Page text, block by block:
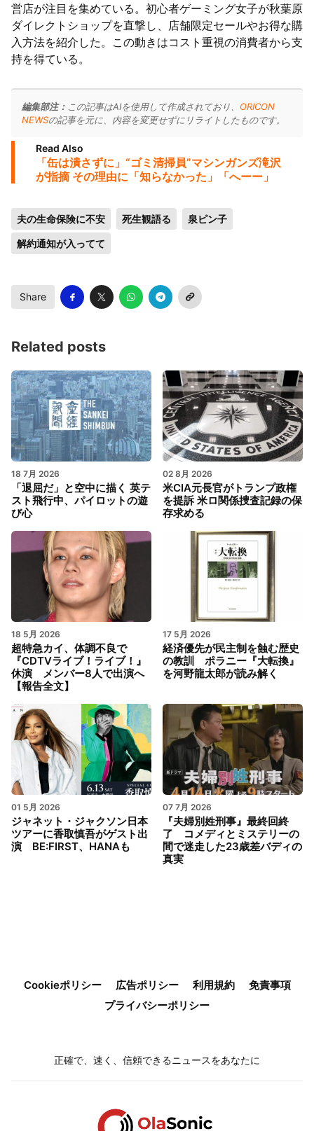
営店が注目を集めている。初心者ゲーミング女子が秋葉原
ダイレクトショップを直撃し、店舗限定セールやお得な購
入方法を紹介した。この動きはコスト重視の消費者から支
持を得ている。
編集部注： この記事はAIを使用して作成されており、 ORICON
NEWSの記事を元に、内容を変更せずにリライトしたものです。
Read Also
「缶は潰さずに」“ゴミ清掃員”マシンガンズ滝沢
が指摘 その理由に「知らなかった」「へーー」
夫の生命保険に不安 死生観語る 泉ピン子
解約通知が入ってて
Share
Related posts
18 7月 2026
「退屈だ」と空中に描く 英テ
スト飛行中、パイロットの遊
び心
02 8月 2026
米CIA元長官がトランプ政権
を提訴 米ロ関係捜査記録の保
存求める
18 5月 2026
超特急カイ、体調不良で
『CDTVライブ！ライブ！』
休演 メンバー8人で出演へ
【報告全文】
17 5月 2026
経済優先が民主制を蝕む歴史
の教訓 ポラニー『大転換』
を河野龍太郎が読み解く
01 5月 2026
ジャネット・ジャクソン日本
ツアーに香取慎吾がゲスト出
演 BE:FIRST、HANAも
07 7月 2026
『夫婦別姓刑事』最終回終
了 コメディとミステリーの
間で迷走した23歳差バディの
真実
Cookieポリシー 広告ポリシー 利用規約
免責事項
プライバシーポリシー
正確で、速く、信頼できるニュースをあなたに